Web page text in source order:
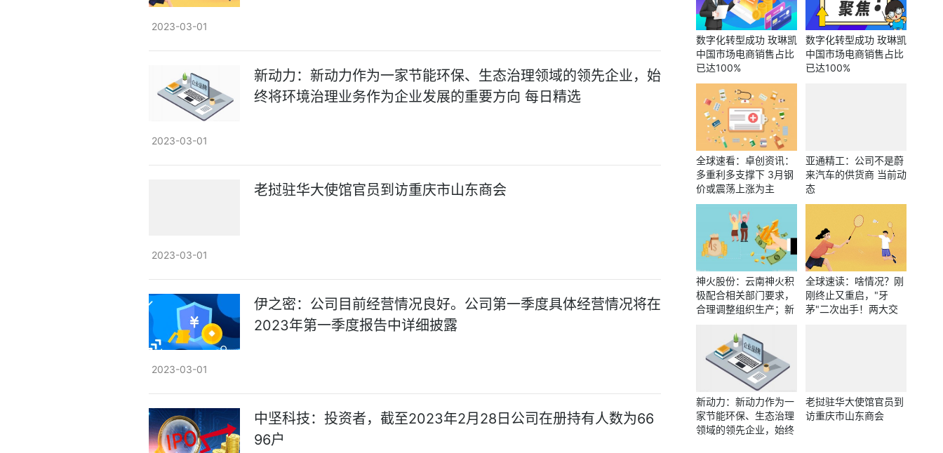
2023-03-01
新动力：新动力作为一家节能环保、生态治理领域的领先企业，始
终将环境治理业务作为企业发展的重要方向 每日精选
2023-03-01
老挝驻华大使馆官员到访重庆市山东商会
2023-03-01
伊之密：公司目前经营情况良好。公司第一季度具体经营情况将在
2023年第一季度报告中详细披露
2023-03-01
中坚科技：投资者，截至2023年2月28日公司在册持有人数为66
96户
数字化转型成功 玫琳凯
中国市场电商销售占比
已达100%
数字化转型成功 玫琳凯
中国市场电商销售占比
已达100%
全球速看：卓创资讯：
多重利多支撑下 3月钢
价或震荡上涨为主
亚通精工：公司不是蔚
来汽车的供货商 当前动
态
神火股份：云南神火积
极配合相关部门要求，
合理调整组织生产；新
全球速读：啥情况？刚
刚终止又重启，"牙
茅"二次出手！两大交
新动力：新动力作为一
家节能环保、生态治理
领域的领先企业，始终
老挝驻华大使馆官员到
访重庆市山东商会